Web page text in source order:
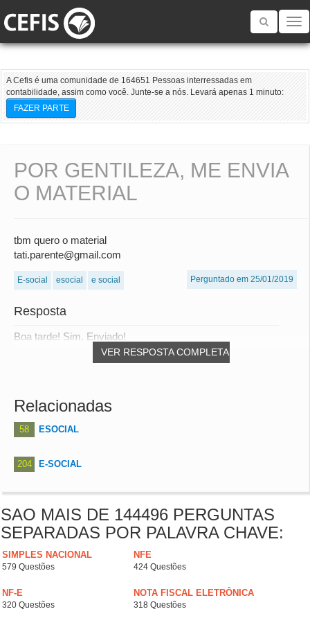
Toggle
A Cefis é uma comunidade de 164651 Pessoas interressadas em
contabilidade, assim como você. Junte-se a nós. Levará apenas 1 minuto:
FAZER PARTE
POR GENTILEZA, ME ENVIA
O MATERIAL
tbm quero o material
tati.parente@gmail.com
E-social esocial e social Perguntado em 25/01/2019
Resposta
VER RESPOSTA COMPLETA
Boa tarde! Sim. Enviado!
Relacionadas
58 ESOCIAL
204 E-SOCIAL
SAO MAIS DE 144496 PERGUNTAS
SEPARADAS POR PALAVRA CHAVE:
SIMPLES NACIONAL
579 Questões
NFE
424 Questões
NF-E
320 Questões
NOTA FISCAL ELETRÔNICA
318 Questões